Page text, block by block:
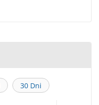
30 Dni